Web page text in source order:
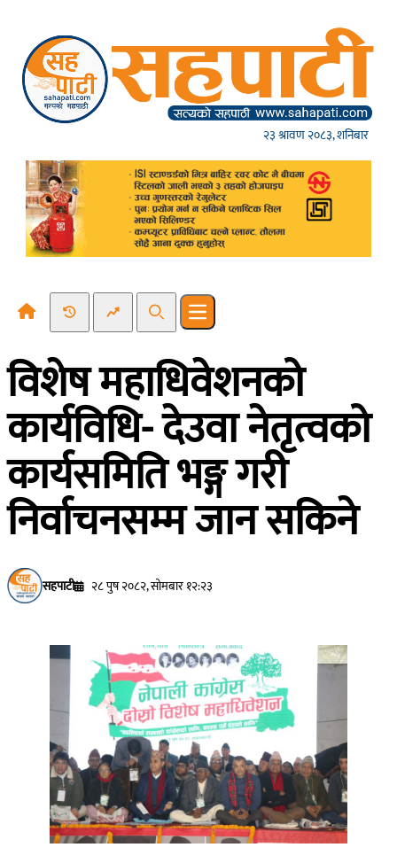
२३ श्रावण २०८३, शनिबार
Recent NewsTrending News
SearchOpen main menu
विशेष महाधिवेशनको
कार्यविधि- देउवा नेतृत्वको
कार्यसमिति भङ्ग‍ गरी
निर्वाचनसम्म जान सकिने
सहपाटी २८ पुष २०८२, सोमबार १२:२३